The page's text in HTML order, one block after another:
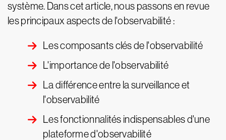
système. Dans cet article, nous passons en revue
les principaux aspects de l'observabilité :
Les composants clés de l'observabilité
L'importance de l'observabilité
La différence entre la surveillance et
l'observabilité
Les fonctionnalités indispensables d'une
plateforme d'observabilité